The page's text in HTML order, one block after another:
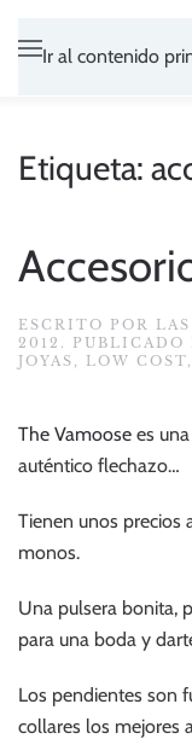
Ir al contenido
Etiqueta:
ESCRITO POR
2012 . PUBLICADO
JOYAS , LOW COST,
The Vamoose es
auténtico flechazo…
Tienen unos precios
monos.
Una pulsera bonita,
para una boda y
Los pendientes son
collares los mejores